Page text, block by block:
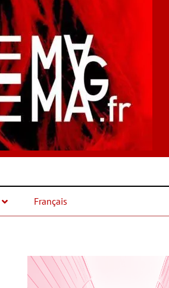
Français